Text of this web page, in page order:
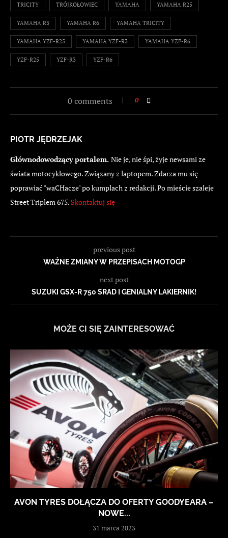
TRICITY TRÓJKOŁOWIEC YAMAHA YAMAHA R25
YAMAHA R3 YAMAHA R6 YAMAHA TRICITY
YAMAHA YZF-R25 YAMAHA YZF-R3 YAMAHA YZF-R6
YZF-R25 YZF-R3 YZF-R6
0 comments 0
PIOTR JĘDRZEJAK
Głównodowodzący portalem. Nie je, nie śpi, żyje newsami ze
świata motocyklowego. Związany z laptopem. Zdarza mu się
poprawiać "waCHacze" po kumplach z redakcji. Po mieście szaleje
Street Triplem 675. Skontaktuj się
previous post
WAŻNE ZMIANY W PRZEPISACH MOTOGP
next post
SUZUKI GSX-R 750 SRAD I GENIALNY LAKIERNIK!
MOŻE CI SIĘ ZAINTERESOWAĆ
AVON TYRES DOŁĄCZA DO OFERTY GOODYEARA –
NOWE...
31 marca 2023